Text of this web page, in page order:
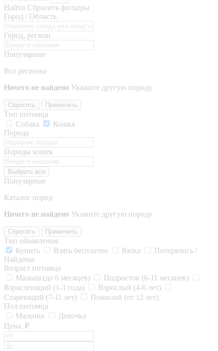
Найти Сбросить фильтры
Город / Область
Город, регион
Популярные
Все регионы
Ничего не найдено Укажите другую породу
Сбросить Применить
Тип питомца
Собака
Кошка
Порода
Породы кошек
Выбрать все
Популярные
Каталог пород
Ничего не найдено Укажите другую породу
Сбросить Применить
Тип объявления
Купить
Взять бесплатно Вязка
Потерялись /
Найдены
Возраст питомца
Малыш (до 6 месяцев)
Подросток (6-11 месяцев)
Взрослеющий (1-3 года)
Взрослый (4-6 лет)
Стареющий (7-11 лет)
Пожилой (от 12 лет)
Пол питомца
Мальчик
Девочка
Цена, ₽